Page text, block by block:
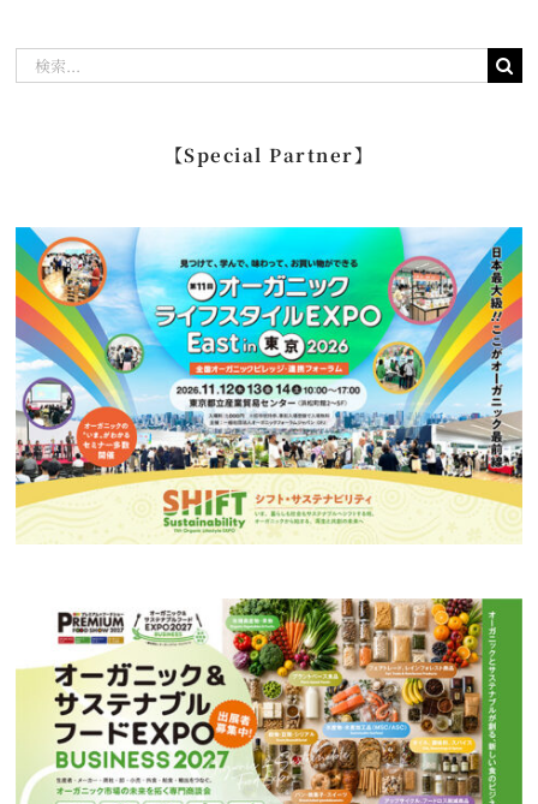
【Special Partner】